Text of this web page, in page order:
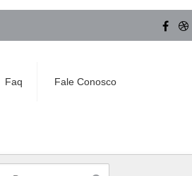
Faq Fale Conosco